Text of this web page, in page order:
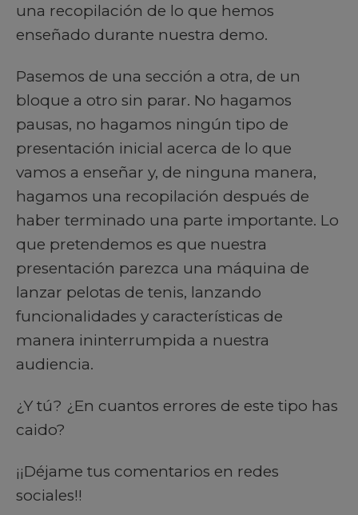
una recopilación de lo que hemos
enseñado durante nuestra demo.
Pasemos de una sección a otra, de un
bloque a otro sin parar. No hagamos
pausas, no hagamos ningún tipo de
presentación inicial acerca de lo que
vamos a enseñar y, de ninguna manera,
hagamos una recopilación después de
haber terminado una parte importante. Lo
que pretendemos es que nuestra
presentación parezca una máquina de
lanzar pelotas de tenis, lanzando
funcionalidades y características de
manera ininterrumpida a nuestra
audiencia.
¿Y tú? ¿En cuantos errores de este tipo has
caido?
¡¡Déjame tus comentarios en redes
sociales!!